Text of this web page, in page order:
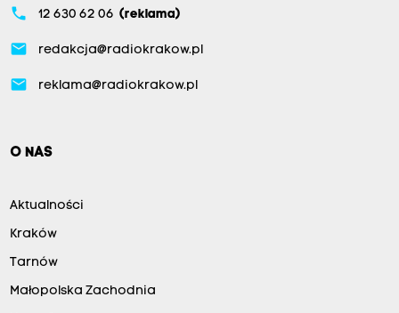
phone 12 630 62 06 (reklama)
email redakcja@radiokrakow.pl
email reklama@radiokrakow.pl
O NAS
Aktualności
Kraków
Tarnów
Małopolska Zachodnia